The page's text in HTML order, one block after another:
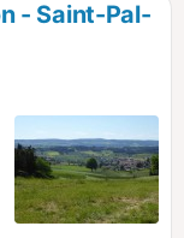
p
- Saint-Pal-